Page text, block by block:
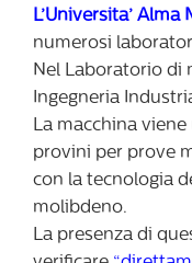
L’Universita’
numerosi
Nel Laboratorio di
Ingegneria
La macchina
provini per prove
con la tecnologia
molibdeno.
La presenza di